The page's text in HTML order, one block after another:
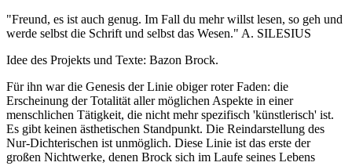
"Freund, es ist auch genug. Im Fall du mehr willst lesen, so geh und
werde selbst die Schrift und selbst das Wesen." A. SILESIUS
Idee des Projekts und Texte: Bazon Brock.
Für ihn war die Genesis der Linie obiger roter Faden: die
Erscheinung der Totalität aller möglichen Aspekte in einer
menschlichen Tätigkeit, die nicht mehr spezifisch 'künstlerisch' ist.
Es gibt keinen ästhetischen Standpunkt. Die Reindarstellung des
Nur-Dichterischen ist unmöglich. Diese Linie ist das erste der
großen Nichtwerke, denen Brock sich im Laufe seines Lebens